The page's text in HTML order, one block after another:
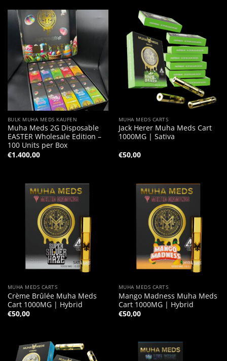
BULK MUHA MEDS KAUFEN
Muha Meds 2G Disposable
EASTER Wholesale Edition –
100 Units per Box
€1.400,00
MUHA MEDS CARTS
Jack Herer Muha Meds Cart
1000MG | Sativa
€50,00
MUHA MEDS CARTS
Crème Brûlée Muha Meds
Cart 1000MG | Hybrid
€50,00
MUHA MEDS CARTS
Mango Madness Muha Meds
Cart 1000MG | Hybrid
€50,00